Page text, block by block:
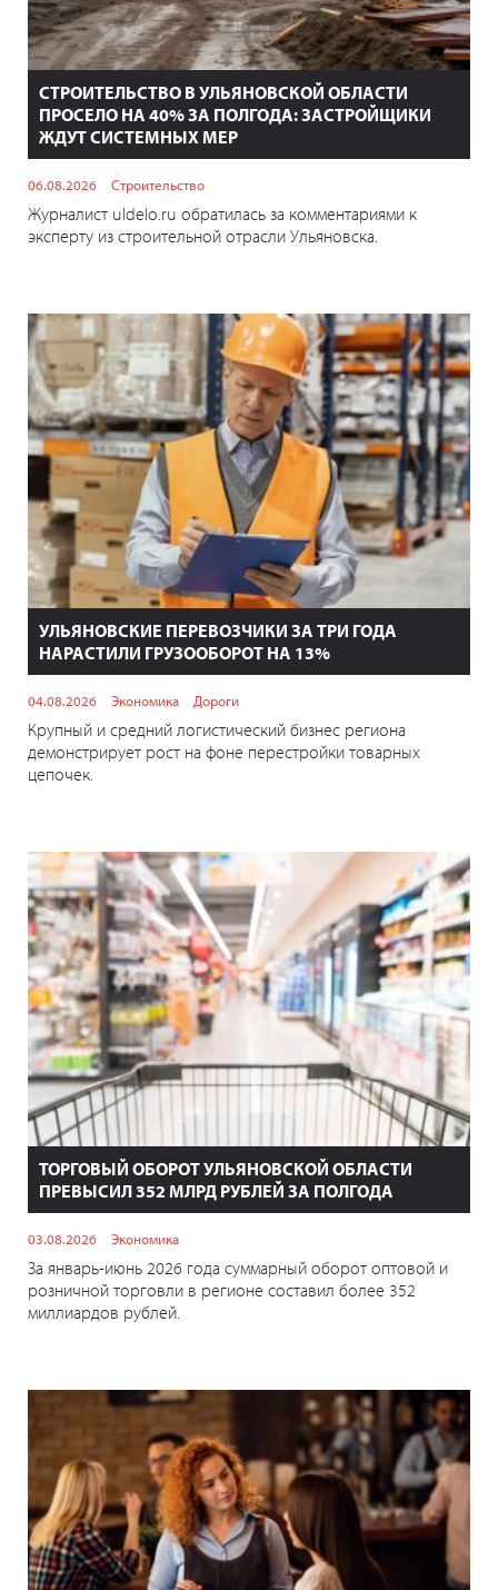
СТРОИТЕЛЬСТВО В УЛЬЯНОВСКОЙ ОБЛАСТИ
ПРОСЕЛО НА 40% ЗА ПОЛГОДА: ЗАСТРОЙЩИКИ
ЖДУТ СИСТЕМНЫХ МЕР
06.08.2026 Строительство
Журналист uldelo.ru обратилась за комментариями к
эксперту из строительной отрасли Ульяновска.
УЛЬЯНОВСКИЕ ПЕРЕВОЗЧИКИ ЗА ТРИ ГОДА
НАРАСТИЛИ ГРУЗООБОРОТ НА 13%
04.08.2026 Экономика Дороги
Крупный и средний логистический бизнес региона
демонстрирует рост на фоне перестройки товарных
цепочек.
ТОРГОВЫЙ ОБОРОТ УЛЬЯНОВСКОЙ ОБЛАСТИ
ПРЕВЫСИЛ 352 МЛРД РУБЛЕЙ ЗА ПОЛГОДА
03.08.2026 Экономика
За январь-июнь 2026 года суммарный оборот оптовой и
розничной торговли в регионе составил более 352
миллиардов рублей.